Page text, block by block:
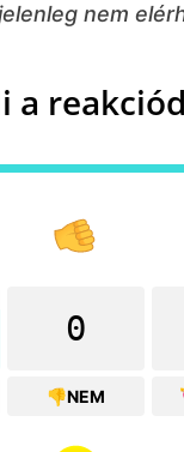
nem
a
0
👎NEM